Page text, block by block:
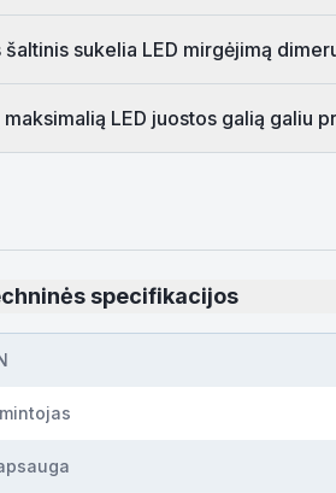
šaltinis sukelia LED mirgėjimą
maksimalią LED juostos galią galiu
specifikacijos